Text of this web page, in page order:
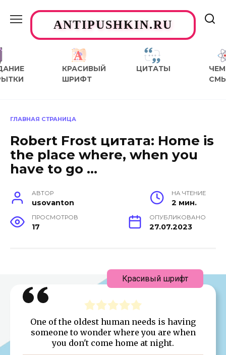
содержаниюANTIPUSHKIN.RU
КРАСИВЫЙ
ШРИФТ
ЦИТАТЫ
ЧЕМ
ГЛАВНАЯ СТРАНИЦА
Robert Frost цитата: Home is
the place where, when you
have to go …
АВТОР
usovanton
НА ЧТЕНИЕ
2 мин.
ПРОСМОТРОВ
17
ОПУБЛИКОВАНО
27.07.2023
One of the oldest human needs is having
someone to wonder where you are when
you don't come home at night.
Красивый шрифт